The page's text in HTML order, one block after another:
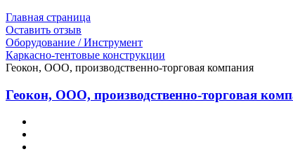
Главная страница
Оставить отзыв
Оборудование / Инструмент
Каркасно-тентовые конструкции
Геокон, ООО, производственно-торговая компания
Геокон, ООО, производственно-торговая